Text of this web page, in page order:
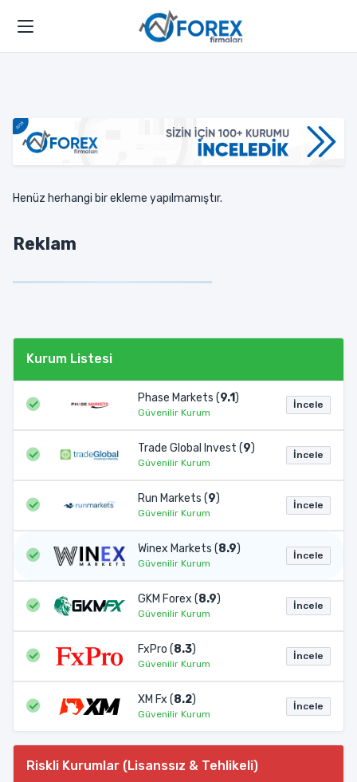
Henüz herhangi bir ekleme yapılmamıştır.
Reklam
Kurum Listesi
Phase Markets (9.1)
Güvenilir Kurum
İncele
Trade Global Invest (9)
Güvenilir Kurum
İncele
Run Markets (9)
Güvenilir Kurum
İncele
Winex Markets (8.9)
Güvenilir Kurum
İncele
GKM Forex (8.9)
Güvenilir Kurum
İncele
FxPro (8.3)
Güvenilir Kurum
İncele
XM Fx (8.2)
Güvenilir Kurum
İncele
Riskli Kurumlar (Lisanssız & Tehlikeli)